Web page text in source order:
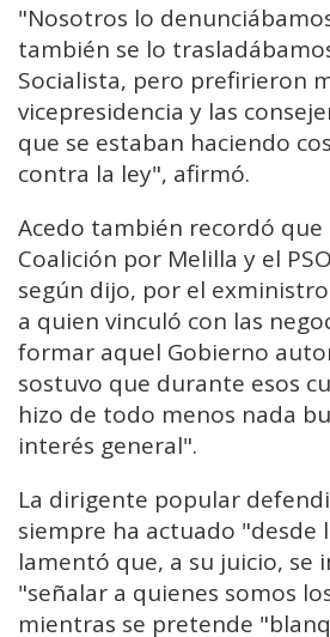
"Nosotros lo
también se lo
Socialista, pero prefirieron
vicepresidencia y las
que se estaban haciendo
contra la ley", afirmó.
Acedo también recordó
Coalición por Melilla y el
según dijo, por el exministro
a quien vinculó con las
formar aquel Gobierno
sostuvo que durante esos
hizo de todo menos nada
interés general".
La dirigente popular
siempre ha actuado "desde
lamentó que, a su juicio, se
"señalar a quienes somos
mientras se pretende